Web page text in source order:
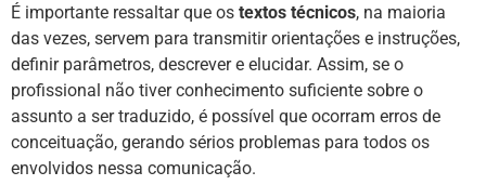
É importante ressaltar que os textos técnicos, na maioria
das vezes, servem para transmitir orientações e instruções,
definir parâmetros, descrever e elucidar. Assim, se o
profissional não tiver conhecimento suficiente sobre o
assunto a ser traduzido, é possível que ocorram erros de
conceituação, gerando sérios problemas para todos os
envolvidos nessa comunicação.